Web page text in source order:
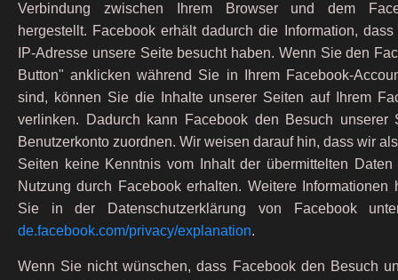
Verbindung zwischen Ihrem Browser und dem
hergestellt. Facebook erhält dadurch die Information,
IP-Adresse unsere Seite besucht haben. Wenn Sie den
Button" anklicken während Sie in Ihrem Facebook-
sind, können Sie die Inhalte unserer Seiten auf Ihrem
verlinken. Dadurch kann Facebook den Besuch unserer
Benutzerkonto zuordnen. Wir weisen darauf hin, dass wir
Seiten keine Kenntnis vom Inhalt der übermittelten
Nutzung durch Facebook erhalten. Weitere Informationen
Sie in der Datenschutzerklärung von Facebook
de.facebook.com/privacy/explanation.
Wenn Sie nicht wünschen, dass Facebook den Besuch